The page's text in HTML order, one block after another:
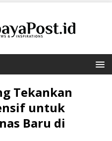
Tekankan
untuk
Baru di